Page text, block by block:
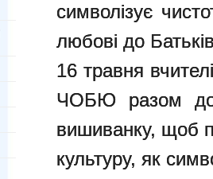
символізує
любові до
16 травня
ЧОБЮ разом
вишиванку, щоб
культуру, як